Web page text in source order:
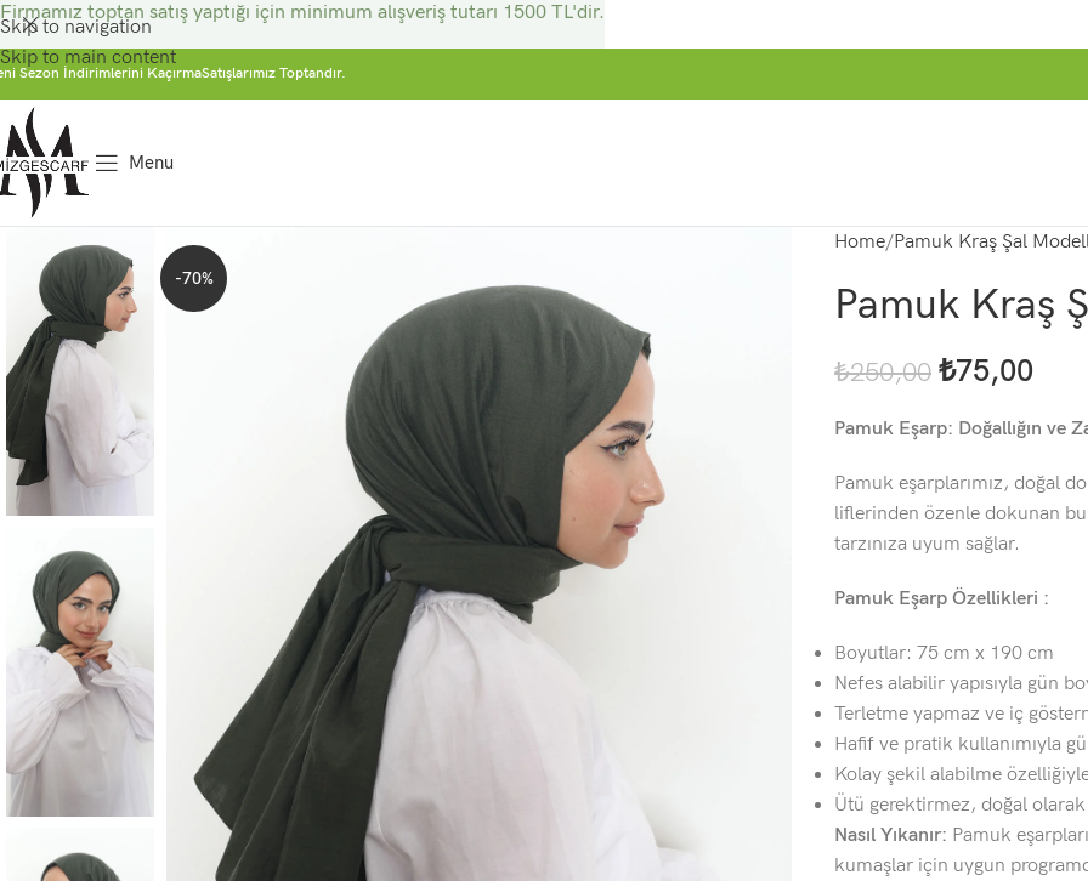
Skip to navigation
Skip to main content
Sezon İndirimlerini KaçırmaSatışlarımız Toptandır.
Menu
-70%
Home Pamuk Kraş Şal
Pamuk Kraş
₺250,00 ₺75,00
Pamuk Eşarp: Doğallığın ve
Pamuk eşarplarımız, doğal
liflerinden özenle dokunan
tarzınıza uyum sağlar.
Pamuk Eşarp Özellikleri :
Boyutlar: 75 cm x 190 cm
Nefes alabilir yapısıyla gün
Terletme yapmaz ve iç
Hafif ve pratik kullanımıyla
Kolay şekil alabilme
Ütü gerektirmez, doğal
Nasıl Yıkanır: Pamuk
kumaşlar için uygun
Firmamız toptan satış yaptığı için minimum alışveriş tutarı 1500 TL'dir.